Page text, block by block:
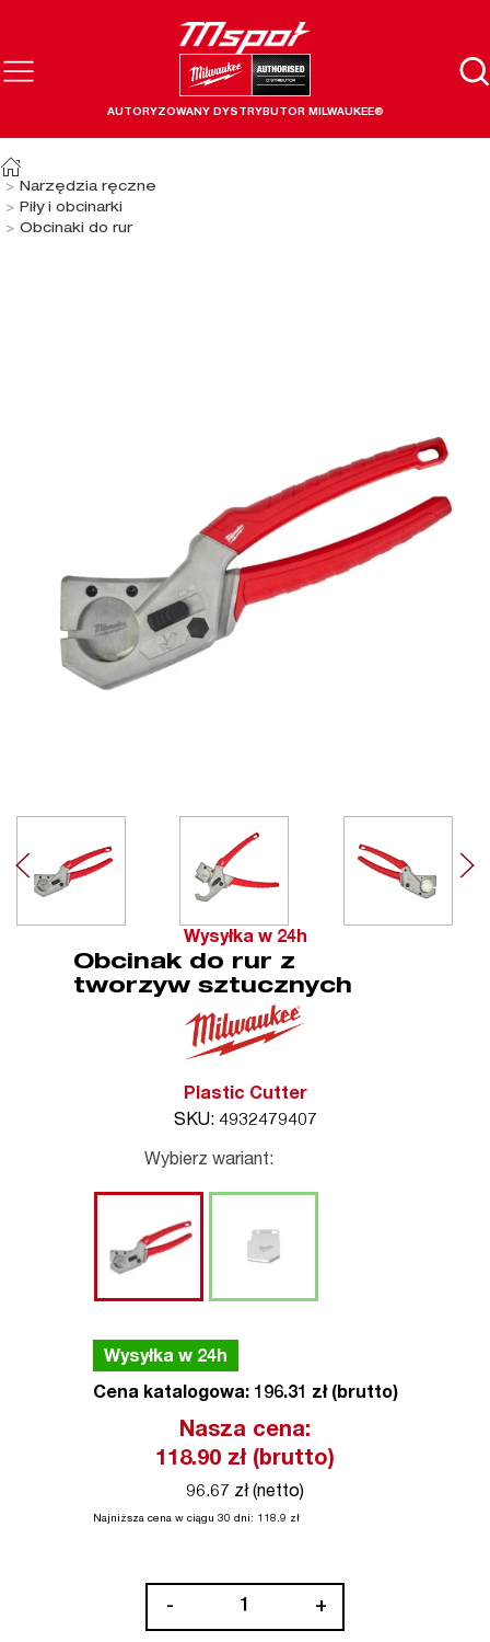
AUTORYZOWANY DYSTRYBUTOR MILWAUKEE®
Narzędzia ręczne
Piły i obcinarki
Obcinaki do rur
Wysyłka w 24h
Obcinak do rur z
tworzyw sztucznych
Plastic Cutter
SKU: 4932479407
Wybierz wariant:
Wysyłka w 24h
Cena katalogowa: 196.31 zł (brutto)
Nasza cena:
118.90 zł (brutto)
96.67 zł (netto)
Najniższa cena w ciągu 30 dni: 118.9 zł
- +